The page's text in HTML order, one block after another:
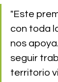
"Este
con toda
nos
seguir
territorio